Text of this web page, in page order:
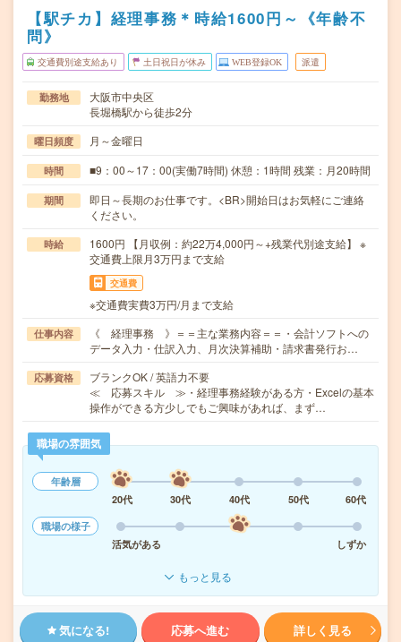
【駅チカ】経理事務＊時給1600円～《年齢不
問》
交通費別途支給あり 土日祝日が休み WEB登録OK 派遣
勤務地
大阪市中央区
長堀橋駅から徒歩2分
曜日頻度 月～金曜日
時間 ■9：00～17：00(実働7時間) 休憩：1時間 残業：月20時間
期間
即日～長期のお仕事です。<BR>開始日はお気軽にご連絡
ください。
時給
1600円 【月収例：約22万4,000円～+残業代別途支給】 ※
交通費上限月3万円まで支給
交通費
※交通費実費3万円/月まで支給
仕事内容
《 経理事務 》＝＝主な業務内容＝＝・会計ソフトへの
データ入力・仕訳入力、月次決算補助・請求書発行お…
応募資格
ブランクOK / 英語力不要
≪ 応募スキル ≫・経理事務経験がある方・Excelの基本
操作ができる方少しでもご興味があれば、まず…
職場の雰囲気
年齢層
20代
30代 40代 50代
60代
職場の様子
活気がある
しずか
もっと見る
気になる! 応募へ進む 詳しく見る